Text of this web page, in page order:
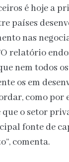
é hoje a
países
nas
relatório
nem todos
os em
como por
que o setor
fonte de
comenta.